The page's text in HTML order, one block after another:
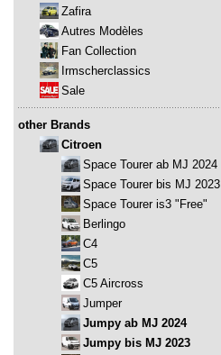
Zafira
Autres Modèles
Fan Collection
Irmscherclassics
Sale
other Brands
Citroen
Space Tourer ab MJ 2024
Space Tourer bis MJ 2023
Space Tourer is3 "Free"
Berlingo
C4
C5
C5 Aircross
Jumper
Jumpy ab MJ 2024
Jumpy bis MJ 2023